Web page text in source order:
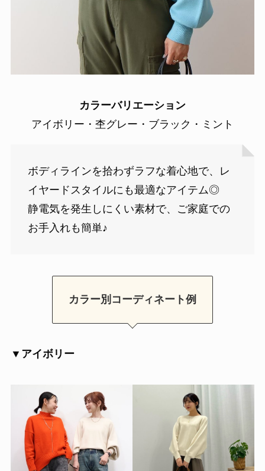
カラーバリエーション
アイボリー・杢グレー・ブラック・ミント
ボディラインを拾わずラフな着心地で、レ
イヤードスタイルにも最適なアイテム◎
静電気を発生しにくい素材で、ご家庭での
お手入れも簡単♪
カラー別コーディネート例
▼アイボリー